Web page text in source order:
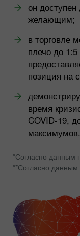
он
желающим;
в торговле
плечо до
позиция на
время
COVID-19,
максимумов.
*Согласно данным
**Согласно данным